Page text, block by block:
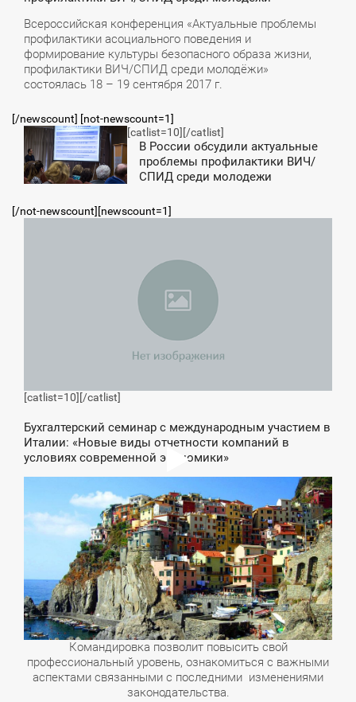
Всероссийская конференция «Актуальные проблемы
профилактики асоциального поведения и
формирование культуры безопасного образа жизни,
профилактики ВИЧ/СПИД среди молодёжи»
состоялась 18 – 19 сентября 2017 г.
[/newscount] [not-newscount=1]
[catlist=10] [/catlist]
В России обсудили актуальные
проблемы профилактики ВИЧ/
СПИД среди молодежи
[/not-newscount][newscount=1]
[catlist=10] [/catlist]
Бухгалтерский семинар с международным участием в
Италии: «Новые виды отчетности компаний в
условиях современной экономики»
Командировка позволит повысить свой
профессиональный уровень, ознакомиться с важными
аспектами связанными с последними изменениями
законодательства.